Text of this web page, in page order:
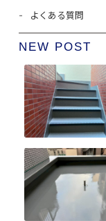
よくある質問
NEW POST